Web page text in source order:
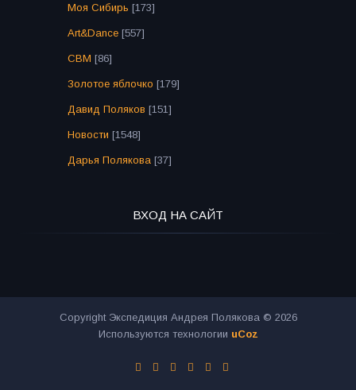
Моя Сибирь [173]
Art&Dance [557]
СВМ [86]
Золотое яблочко [179]
Давид Поляков [151]
Новости [1548]
Дарья Полякова [37]
ВХОД НА САЙТ
Copyright Экспедиция Андрея Полякова © 2026
Используются технологии uCoz